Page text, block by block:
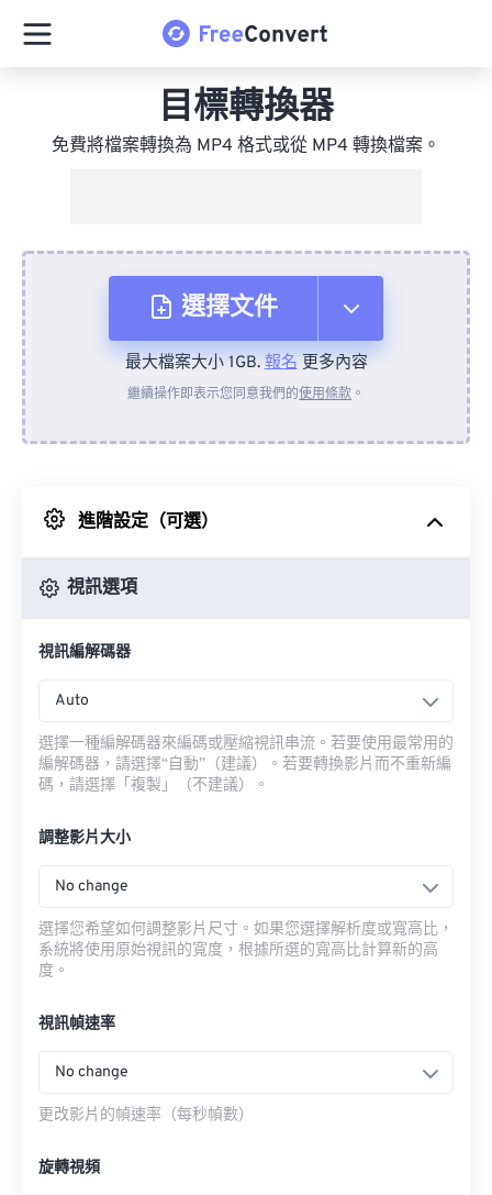
目標轉換器
免費將檔案轉換為 MP4 格式或從 MP4 轉換檔案。
選擇文件
來自裝置
來自 Google 雲端硬碟
最大檔案大小 1GB.報名更多內容
繼續操作即表示您同意我們的使用條款 。
進階設定（可選）
視訊選項
視訊編解碼器
Auto
選擇一種編解碼器來編碼或壓縮視訊串流。若要使用最常用的
編解碼器，請選擇“自動”（建議）。若要轉換影片而不重新編
碼，請選擇「複製」（不建議）。
調整影片大小
No change
選擇您希望如何調整影片尺寸。如果您選擇解析度或寬高比，
系統將使用原始視訊的寬度，根據所選的寬高比計算新的高
度。
視訊幀速率
No change
更改影片的幀速率（每秒幀數）
旋轉視頻